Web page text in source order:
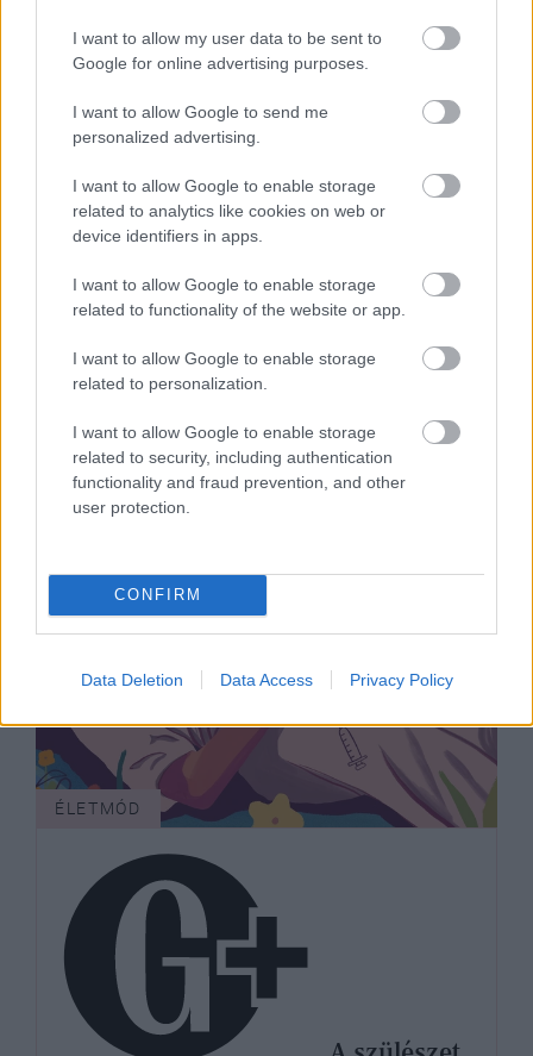
I want to allow my user data to be sent to
Google for online advertising purposes.
I want to allow Google to send me
personalized advertising.
I want to allow Google to enable storage
related to analytics like cookies on web or
device identifiers in apps.
I want to allow Google to enable storage
related to functionality of the website or app.
I want to allow Google to enable storage
related to personalization.
I want to allow Google to enable storage
related to security, including authentication
functionality and fraud prevention, and other
user protection.
CONFIRM
Data Deletion Data Access Privacy Policy
Tudsz valamit, amire a mesterséges
ÉLETMÓD